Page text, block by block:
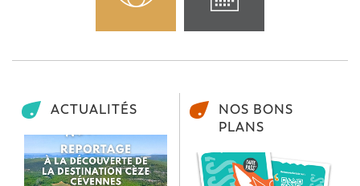
ACTUALITÉS
NOS BONS
PLANS